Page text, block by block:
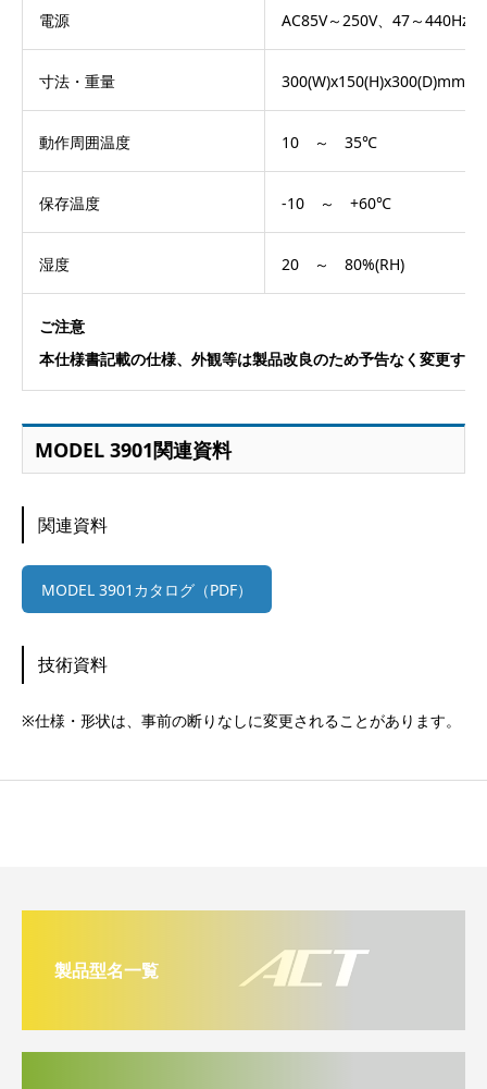
電源 AC85V～250V、47～440Hz
寸法・重量 300(W)x150(H)x300(D)mm
動作周囲温度 10 ～ 35℃
保存温度 -10 ～ +60℃
湿度 20 ～ 80%(RH)
ご注意
本仕様書記載の仕様、外観等は製品改良のため予告なく変更する
MODEL 3901関連資料
関連資料
MODEL 3901カタログ（PDF）
技術資料
※仕様・形状は、事前の断りなしに変更されることがあります。
製品型名一覧